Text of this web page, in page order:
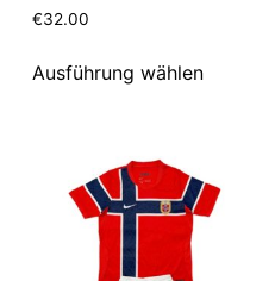
€32.00
Ausführung wählen